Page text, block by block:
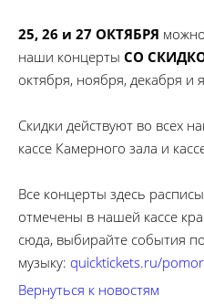
25, 26 и 27 ОКТЯБРЯ
наши концерты СО
октября, ноября, декабря и
Скидки действуют во всех
кассе Камерного зала и
Все концерты здесь
отмечены в нашей кассе
сюда, выбирайте события
музыку: quicktickets.ru/
Вернуться к новостям